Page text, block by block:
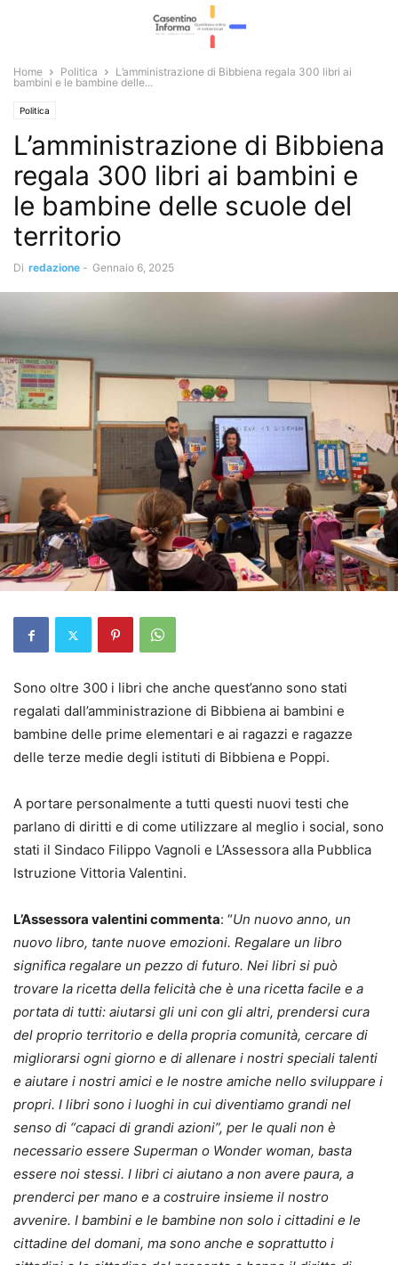
Home Politica
L’amministrazione di Bibbiena regala 300 libri ai
bambini e le bambine delle...
Politica
L’amministrazione di Bibbiena
regala 300 libri ai bambini e
le bambine delle scuole del
territorio
Di redazione - Gennaio 6, 2025
Sono oltre 300 i libri che anche quest’anno sono stati
regalati dall’amministrazione di Bibbiena ai bambini e
bambine delle prime elementari e ai ragazzi e ragazze
delle terze medie degli istituti di Bibbiena e Poppi.
A portare personalmente a tutti questi nuovi testi che
parlano di diritti e di come utilizzare al meglio i social, sono
stati il Sindaco Filippo Vagnoli e L’Assessora alla Pubblica
Istruzione Vittoria Valentini.
L’Assessora valentini commenta: “Un nuovo anno, un
nuovo libro, tante nuove emozioni. Regalare un libro
significa regalare un pezzo di futuro. Nei libri si può
trovare la ricetta della felicità che è una ricetta facile e a
portata di tutti: aiutarsi gli uni con gli altri, prendersi cura
del proprio territorio e della propria comunità, cercare di
migliorarsi ogni giorno e di allenare i nostri speciali talenti
e aiutare i nostri amici e le nostre amiche nello sviluppare i
propri. I libri sono i luoghi in cui diventiamo grandi nel
senso di “capaci di grandi azioni”, per le quali non è
necessario essere Superman o Wonder woman, basta
essere noi stessi. I libri ci aiutano a non avere paura, a
prenderci per mano e a costruire insieme il nostro
avvenire. I bambini e le bambine non solo i cittadini e le
cittadine del domani, ma sono anche e soprattutto i